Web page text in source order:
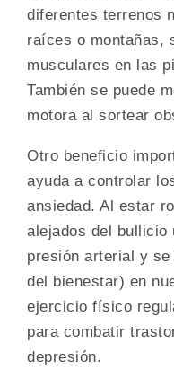
diferentes terrenos
raíces o montañas,
musculares en las
También se puede
motora al sortear
Otro beneficio
ayuda a controlar
ansiedad. Al estar
alejados del bullicio
presión arterial y
del bienestar) en
ejercicio físico
para combatir
depresión.